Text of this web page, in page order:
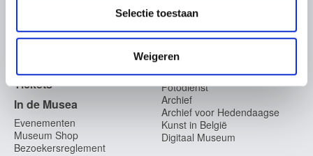
verzameld op basis van uw gebruik van hun services.
Selectie toestaan
Weigeren
Veelgestelde vragen
Tickets
In de Musea
Evenementen
Museum Shop
Bezoekersreglement
Onderzoek
Bibliotheek
Publicaties
Fotodienst
Archief
Archief voor Hedendaagse
Kunst in België
Digitaal Museum